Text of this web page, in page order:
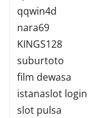
qqwin4d
nara69
KINGS128
suburtoto
film dewasa
istanaslot login
slot pulsa